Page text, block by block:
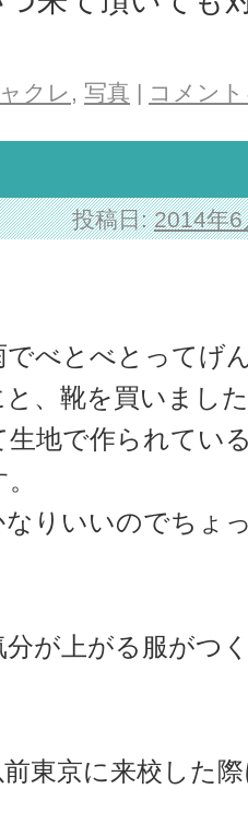
クレ , 写真 | コメン
投稿日: 2014年6
べとべとってげ
、靴を買いまし
地で作られてい
なりいいのでちょ
分が上がる服がつ
東京に来校した